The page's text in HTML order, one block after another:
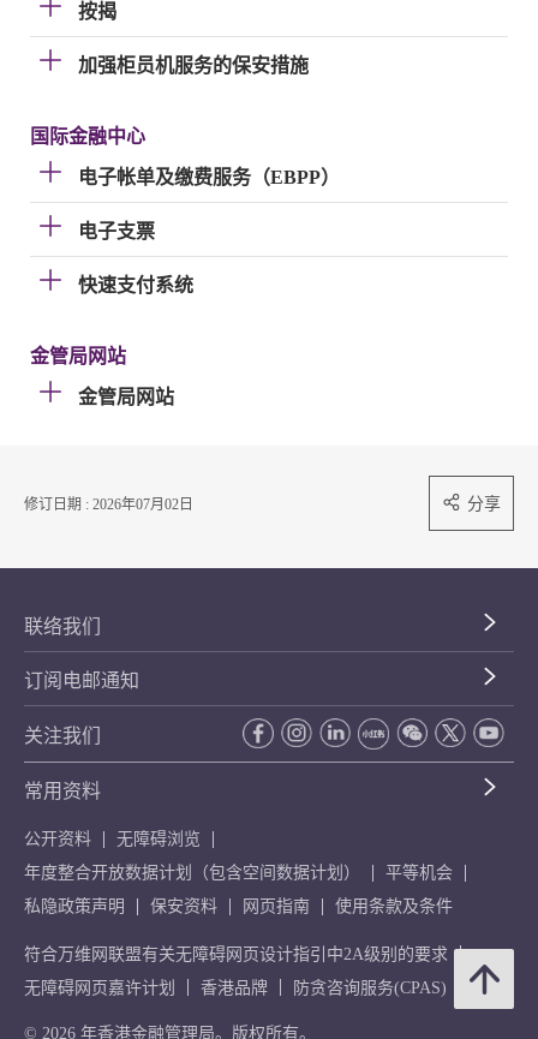
按揭
加强柜员机服务的保安措施
国际金融中心
电子帐单及缴费服务（EBPP）
电子支票
快速支付系统
金管局网站
金管局网站
修订日期 : 2026年07月02日 分享
联络我们
订阅电邮通知
关注我们
常用资料
公开资料
无障碍浏览
年度整合开放数据计划（包含空间数据计划）
平等机会
私隐政策声明
保安资料 网页指南 使用条款及条件
符合万维网联盟有关无障碍网页设计指引中2A级别的要求
无障碍网页嘉许计划
香港品牌 防贪咨询服务(CPAS)
© 2026 年香港金融管理局。版权所有。